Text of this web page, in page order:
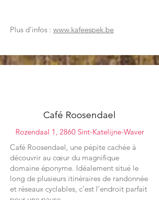
Plus d’infos : www.kafeespek.be
Café Roosendael
Rozendaal 1, 2860 Sint-Katelijne-Waver
Café Roosendael, une pépite cachée à
découvrir au cœur du magnifique
domaine éponyme. Idéalement situé le
long de plusieurs itinéraires de randonnée
et réseaux cyclables, c’est l’endroit parfait